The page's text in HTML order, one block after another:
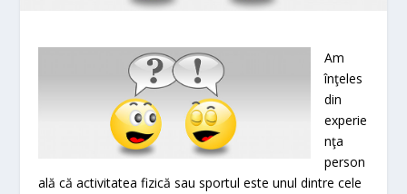
Am
înţeles
din
experie
nţa
person
ală că activitatea fizică sau sportul este unul dintre cele